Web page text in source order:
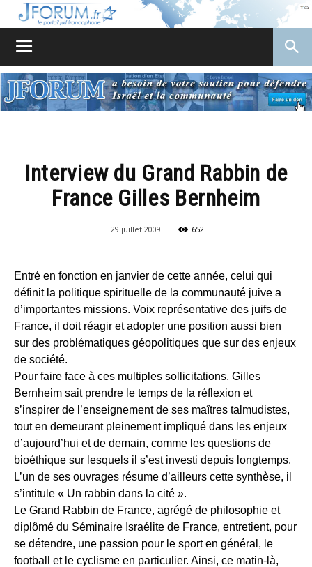
Interview du Grand Rabbin de
France Gilles Bernheim
29 juillet 2009 652
Entré en fonction en janvier de cette année, celui qui
définit la politique spirituelle de la communauté juive a
d’importantes missions. Voix représentative des juifs de
France, il doit réagir et adopter une position aussi bien
sur des problématiques géopolitiques que sur des enjeux
de société.
Pour faire face à ces multiples sollicitations, Gilles
Bernheim sait prendre le temps de la réflexion et
s’inspirer de l’enseignement de ses maîtres talmudistes,
tout en demeurant pleinement impliqué dans les enjeux
d’aujourd’hui et de demain, comme les questions de
bioéthique sur lesquels il s’est investi depuis longtemps.
L’un de ses ouvrages résume d’ailleurs cette synthèse, il
s’intitule « Un rabbin dans la cité ».
Le Grand Rabbin de France, agrégé de philosophie et
diplômé du Séminaire Israélite de France, entretient, pour
se détendre, une passion pour le sport en général, le
football et le cyclisme en particulier. Ainsi, ce matin-là,